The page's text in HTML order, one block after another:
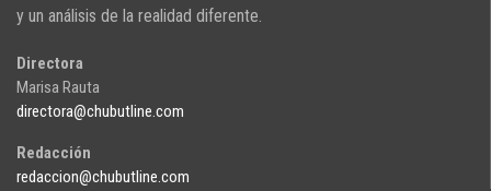
y un análisis de la realidad diferente.
Directora
Marisa Rauta
directora@chubutline.com
Redacción
redaccion@chubutline.com